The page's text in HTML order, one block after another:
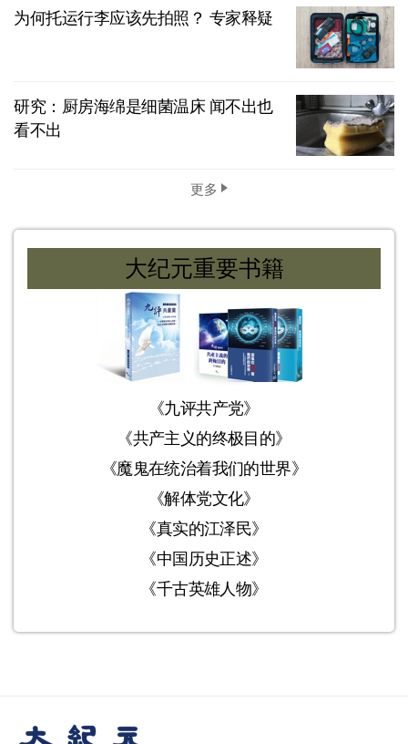
为何托运行李应该先拍照？ 专家释疑
研究：厨房海绵是细菌温床 闻不出也
看不出
更多
大纪元重要书籍
《九评共产党》
《共产主义的终极目的》
《魔鬼在统治着我们的世界》
《解体党文化》
《真实的江泽民》
《中国历史正述》
《千古英雄人物》